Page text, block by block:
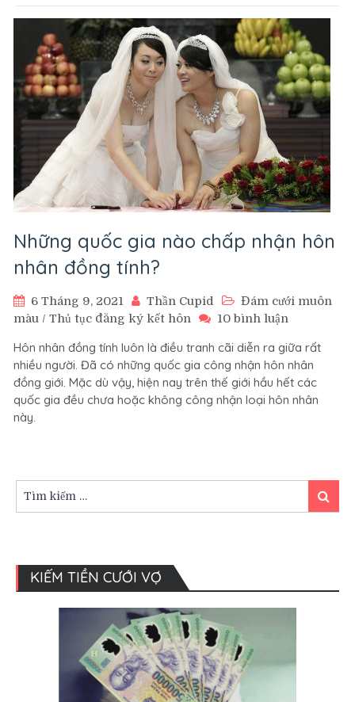
Những quốc gia nào chấp nhận hôn
nhân đồng tính?
6 Tháng 9, 2021 Thần Cupid
Đám cưới muôn
màu / Thủ tục đăng ký kết hôn 10 bình luận
quốc
gia
nào
chấp
tính?
Hôn nhân đồng tính luôn là điều tranh cãi diễn ra giữa rất
nhiều người. Đã có những quốc gia công nhận hôn nhân
đồng giới. Mặc dù vậy, hiện nay trên thế giới hầu hết các
quốc gia đều chưa hoặc không công nhận loại hôn nhân
này.
kiếm:
Tìm
kiếm
KIẾM TIỀN CƯỚI VỢ